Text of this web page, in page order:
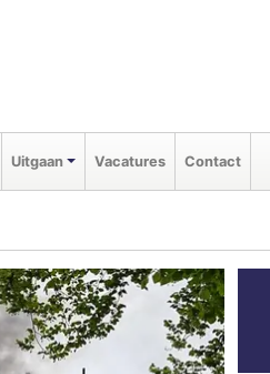
Uitgaan Vacatures Contact